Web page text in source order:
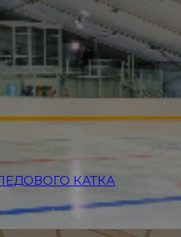
КАТКА